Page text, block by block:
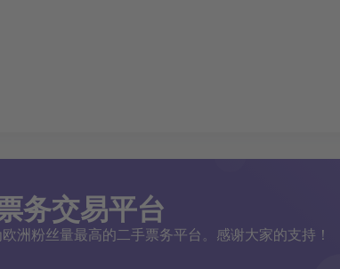
务交易平台
洲粉丝量最高的二手票务平台。感谢大家的支持！